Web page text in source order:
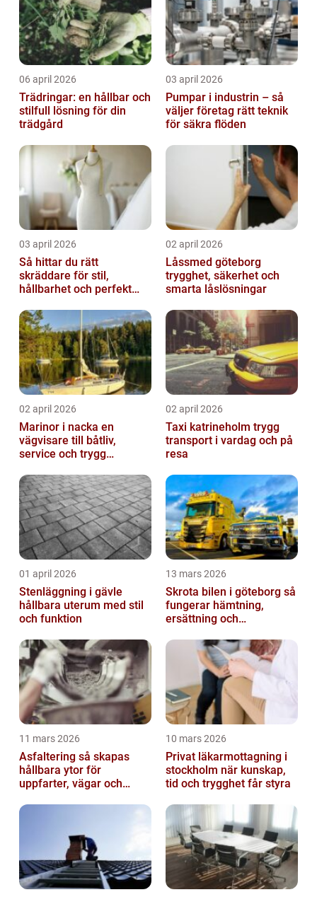
06 april 2026
Trädringar: en hållbar och
stilfull lösning för din
trädgård
03 april 2026
Pumpar i industrin – så
väljer företag rätt teknik
för säkra flöden
03 april 2026
Så hittar du rätt
skräddare för stil,
hållbarhet och perfekt
02 april 2026
Låssmed göteborg
trygghet, säkerhet och
smarta låslösningar
02 april 2026
Marinor i nacka en
vägvisare till båtliv,
service och trygg
02 april 2026
Taxi katrineholm trygg
transport i vardag och på
resa
01 april 2026
Stenläggning i gävle
hållbara uterum med stil
och funktion
13 mars 2026
Skrota bilen i göteborg så
fungerar hämtning,
ersättning och
11 mars 2026
Asfaltering så skapas
hållbara ytor för
uppfarter, vägar och
10 mars 2026
Privat läkarmottagning i
stockholm när kunskap,
tid och trygghet får styra